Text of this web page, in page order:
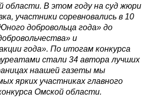
области. В этом году на суд жюри
участники соревновались в 10
добровольца года» до
и
года». По итогам конкурса
стали 34 автора лучших
наашей газеты мы
ярких участниках главного
Омской области.